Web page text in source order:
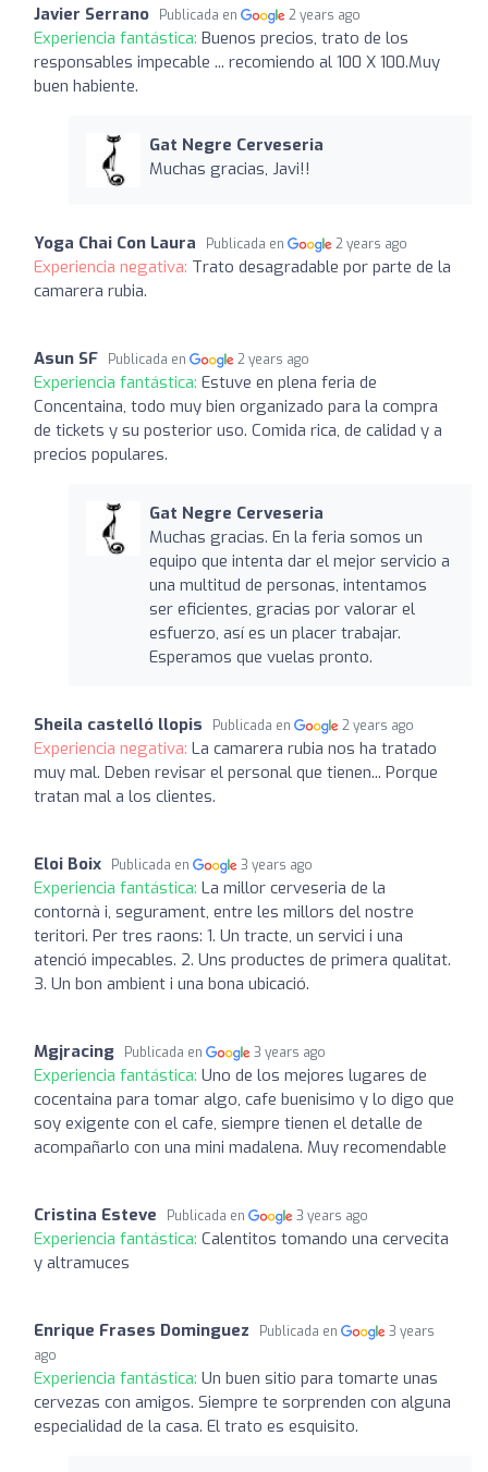
Javier Serrano Publicada en 2 years ago
Experiencia fantástica: Buenos precios, trato de los
responsables impecable ... recomiendo al 100 X 100.Muy
buen habiente.
Gat Negre Cerveseria
Muchas gracias, Javi!!
Yoga Chai Con Laura Publicada en 2 years ago
Experiencia negativa: Trato desagradable por parte de la
camarera rubia.
Asun SF Publicada en 2 years ago
Experiencia fantástica: Estuve en plena feria de
Concentaina, todo muy bien organizado para la compra
de tickets y su posterior uso. Comida rica, de calidad y a
precios populares.
Gat Negre Cerveseria
Muchas gracias. En la feria somos un
equipo que intenta dar el mejor servicio a
una multitud de personas, intentamos
ser eficientes, gracias por valorar el
esfuerzo, así es un placer trabajar.
Esperamos que vuelas pronto.
Sheila castelló llopis Publicada en 2 years ago
Experiencia negativa: La camarera rubia nos ha tratado
muy mal. Deben revisar el personal que tienen... Porque
tratan mal a los clientes.
Eloi Boix Publicada en 3 years ago
Experiencia fantástica: La millor cerveseria de la
contornà i, segurament, entre les millors del nostre
teritori. Per tres raons: 1. Un tracte, un servici i una
atenció impecables. 2. Uns productes de primera qualitat.
3. Un bon ambient i una bona ubicació.
Mgjracing Publicada en 3 years ago
Experiencia fantástica: Uno de los mejores lugares de
cocentaina para tomar algo, cafe buenisimo y lo digo que
soy exigente con el cafe, siempre tienen el detalle de
acompañarlo con una mini madalena. Muy recomendable
Cristina Esteve Publicada en 3 years ago
Experiencia fantástica: Calentitos tomando una cervecita
y altramuces
Enrique Frases Dominguez Publicada en
3 years
ago
Experiencia fantástica: Un buen sitio para tomarte unas
cervezas con amigos. Siempre te sorprenden con alguna
especialidad de la casa. El trato es esquisito.